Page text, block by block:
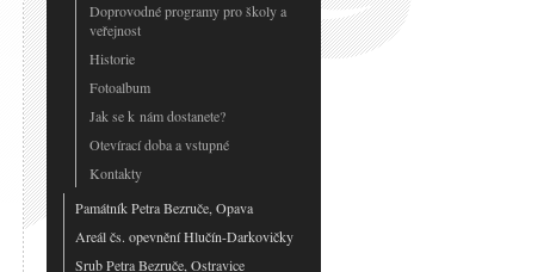
Doprovodné programy pro školy a
veřejnost
Historie
Fotoalbum
Jak se k nám dostanete?
Otevírací doba a vstupné
Kontakty
Památník Petra Bezruče, Opava
Areál čs. opevnění Hlučín-Darkovičky
Srub Petra Bezruče, Ostravice